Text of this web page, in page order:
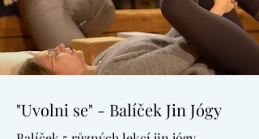
"Uvolni se" - Balíček Jin Jógy